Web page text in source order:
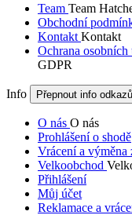
Team Team
Obchodní
Kontakt Kontakt
Ochrana
GDPR
Info Přepnout info odkazů
O nás O nás
Prohlášení o shodě
Vrácení a výměna
Velkoobchod
Přihlášení
Můj účet
Reklamace a